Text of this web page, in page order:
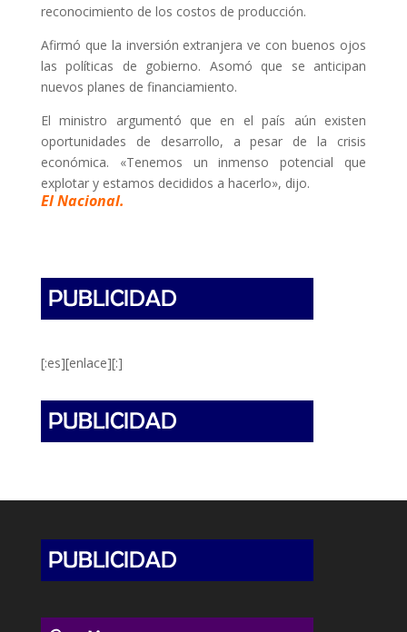
reconocimiento de los costos de producción.
Afirmó que la inversión extranjera ve con buenos ojos
las políticas de gobierno. Asomó que se anticipan
nuevos planes de financiamiento.
El ministro argumentó que en el país aún existen
oportunidades de desarrollo, a pesar de la crisis
económica. «Tenemos un inmenso potencial que
explotar y estamos decididos a hacerlo», dijo.
El Nacional.
[:es][enlace][:]